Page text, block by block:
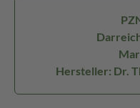
Hersteller: Dr.